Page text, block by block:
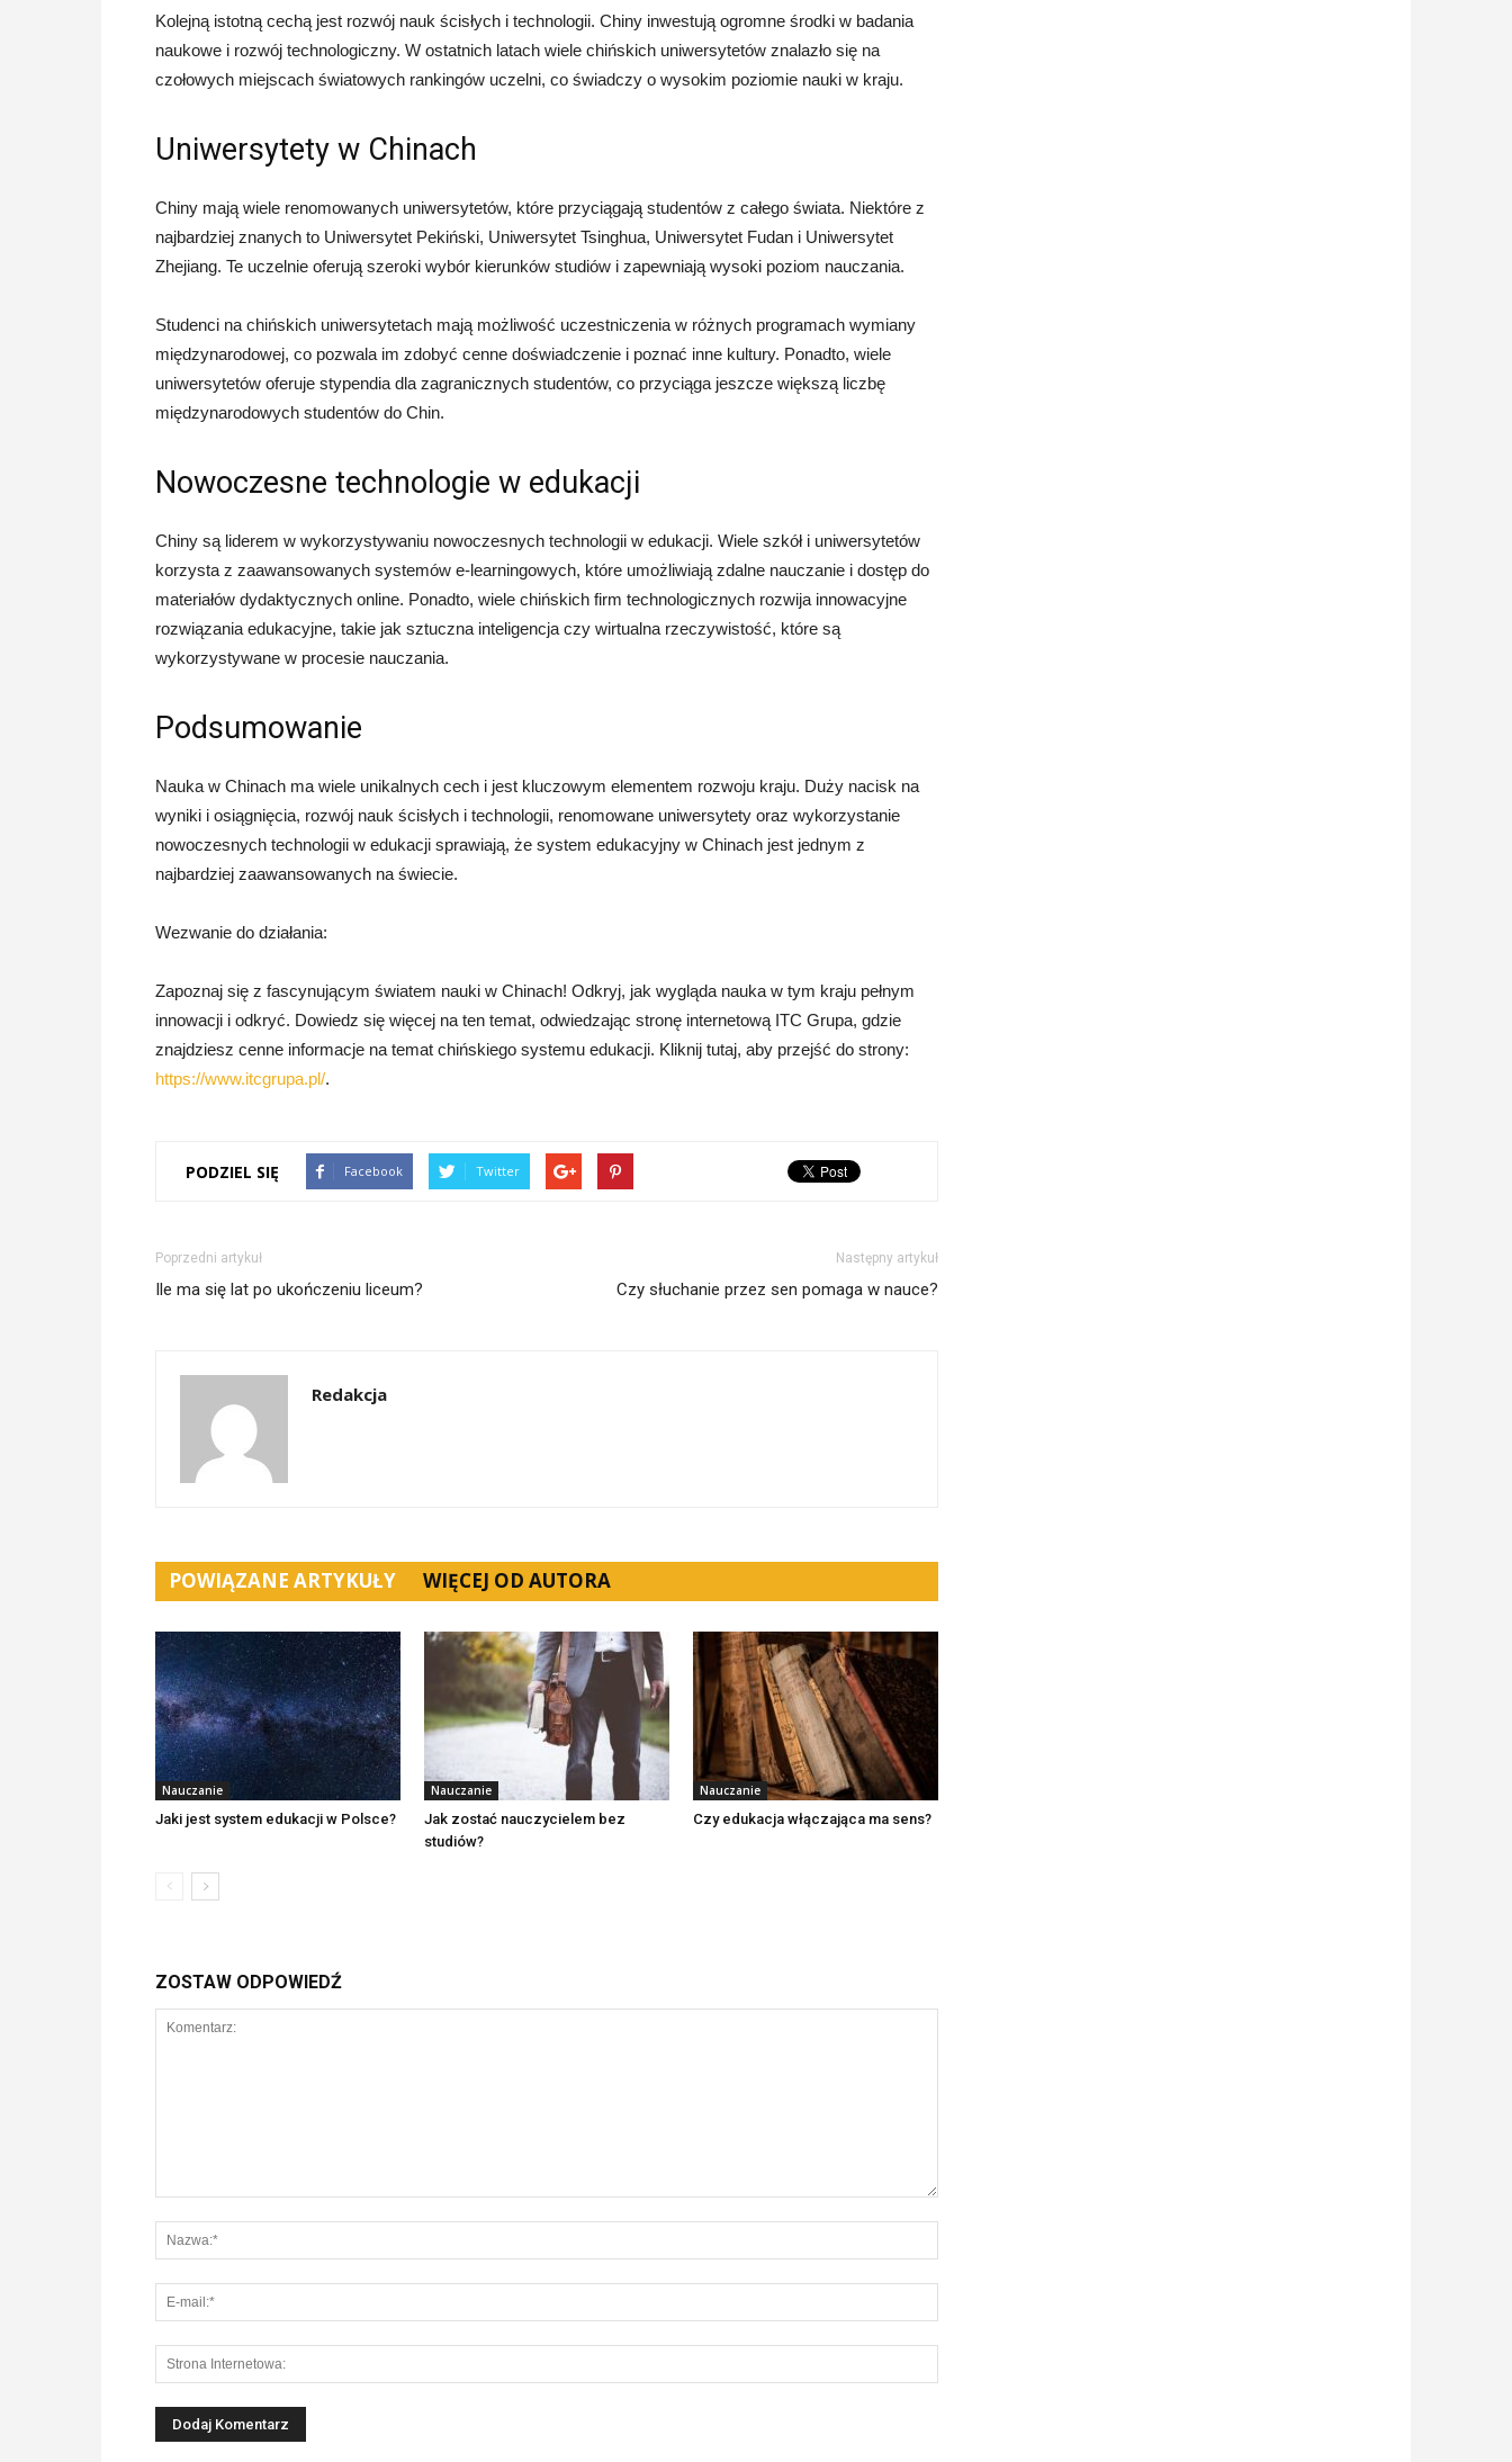
Kolejną istotną cechą jest rozwój nauk ścisłych i technologii. Chiny inwestują ogromne środki w badania
naukowe i rozwój technologiczny. W ostatnich latach wiele chińskich uniwersytetów znalazło się na
czołowych miejscach światowych rankingów uczelni, co świadczy o wysokim poziomie nauki w kraju.
Uniwersytety w Chinach
Chiny mają wiele renomowanych uniwersytetów, które przyciągają studentów z całego świata. Niektóre z
najbardziej znanych to Uniwersytet Pekiński, Uniwersytet Tsinghua, Uniwersytet Fudan i Uniwersytet
Zhejiang. Te uczelnie oferują szeroki wybór kierunków studiów i zapewniają wysoki poziom nauczania.
Studenci na chińskich uniwersytetach mają możliwość uczestniczenia w różnych programach wymiany
międzynarodowej, co pozwala im zdobyć cenne doświadczenie i poznać inne kultury. Ponadto, wiele
uniwersytetów oferuje stypendia dla zagranicznych studentów, co przyciąga jeszcze większą liczbę
międzynarodowych studentów do Chin.
Nowoczesne technologie w edukacji
Chiny są liderem w wykorzystywaniu nowoczesnych technologii w edukacji. Wiele szkół i uniwersytetów
korzysta z zaawansowanych systemów e-learningowych, które umożliwiają zdalne nauczanie i dostęp do
materiałów dydaktycznych online. Ponadto, wiele chińskich firm technologicznych rozwija innowacyjne
rozwiązania edukacyjne, takie jak sztuczna inteligencja czy wirtualna rzeczywistość, które są
wykorzystywane w procesie nauczania.
Podsumowanie
Nauka w Chinach ma wiele unikalnych cech i jest kluczowym elementem rozwoju kraju. Duży nacisk na
wyniki i osiągnięcia, rozwój nauk ścisłych i technologii, renomowane uniwersytety oraz wykorzystanie
nowoczesnych technologii w edukacji sprawiają, że system edukacyjny w Chinach jest jednym z
najbardziej zaawansowanych na świecie.
Wezwanie do działania:
Zapoznaj się z fascynującym światem nauki w Chinach! Odkryj, jak wygląda nauka w tym kraju pełnym
innowacji i odkryć. Dowiedz się więcej na ten temat, odwiedzając stronę internetową ITC Grupa, gdzie
znajdziesz cenne informacje na temat chińskiego systemu edukacji. Kliknij tutaj, aby przejść do strony:
https://www.itcgrupa.pl/.
PODZIEL SIĘ Facebook Twitter
Poprzedni artykuł
Ile ma się lat po ukończeniu liceum?
Następny artykuł
Czy słuchanie przez sen pomaga w nauce?
Redakcja
POWIĄZANE ARTYKUŁY WIĘCEJ OD AUTORA
Nauczanie
Jaki jest system edukacji w Polsce?
Nauczanie
Jak zostać nauczycielem bez
studiów?
Nauczanie
Czy edukacja włączająca ma sens?
ZOSTAW ODPOWIEDŹ